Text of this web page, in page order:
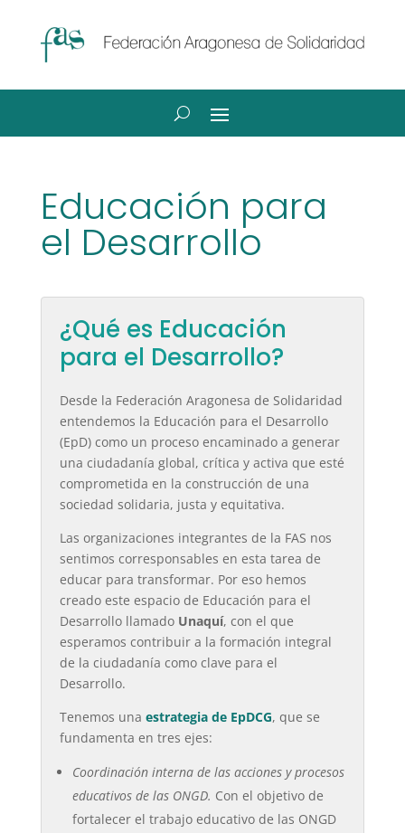
Educación para
el Desarrollo
¿Qué es Educación
para el Desarrollo?
Desde la Federación Aragonesa de Solidaridad
entendemos la Educación para el Desarrollo
(EpD) como un proceso encaminado a generar
una ciudadanía global, crítica y activa que esté
comprometida en la construcción de una
sociedad solidaria, justa y equitativa.
Las organizaciones integrantes de la FAS nos
sentimos corresponsables en esta tarea de
educar para transformar. Por eso hemos
creado este espacio de Educación para el
Desarrollo llamado Unaquí, con el que
esperamos contribuir a la formación integral
de la ciudadanía como clave para el
Desarrollo.
Tenemos una estrategia de EpDCG, que se
fundamenta en tres ejes:
Coordinación interna de las acciones y procesos
educativos de las ONGD. Con el objetivo de
fortalecer el trabajo educativo de las ONGD